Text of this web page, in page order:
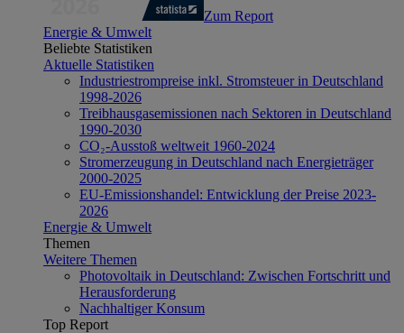
Zum Report
Energie & Umwelt
Beliebte Statistiken
Aktuelle Statistiken
Industriestrompreise inkl. Stromsteuer in Deutschland
1998-2026
Treibhausgasemissionen nach Sektoren in Deutschland
1990-2030
CO₂-Ausstoß weltweit 1960-2024
Stromerzeugung in Deutschland nach Energieträger
2000-2025
EU-Emissionshandel: Entwicklung der Preise 2023-
2026
Energie & Umwelt
Themen
Weitere Themen
Photovoltaik in Deutschland: Zwischen Fortschritt und
Herausforderung
Nachhaltiger Konsum
Top Report